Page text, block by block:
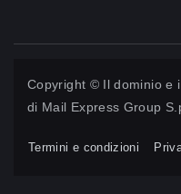
Copyright © Il dominio e
di Mail Express Group
Termini e condizioni